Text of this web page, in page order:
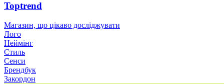
Toptrend
Магазин, що цікаво досліджувати
Лого
Неймінг
Стиль
Сенси
Брендбук
Закордон